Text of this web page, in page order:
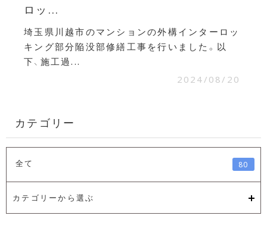
ロッ...
埼玉県川越市のマンションの外構インターロッ
キング部分陥没部修繕工事を行いました。以
下、施工過...
2024/08/20
カテゴリー
全て 80
カテゴリーから選ぶ